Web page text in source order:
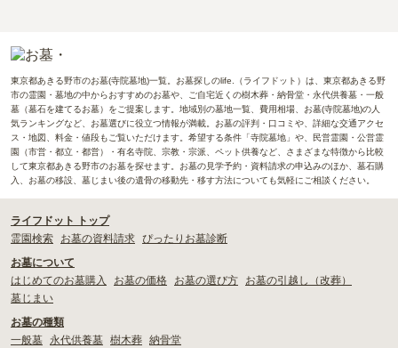
東京都あきる野市のお墓(寺院墓地)一覧。お墓探しのlife.（ライフドット）は、東京都あきる野
市の霊園・墓地の中からおすすめのお墓や、ご自宅近くの樹木葬・納骨堂・永代供養墓・一般
墓（墓石を建てるお墓）をご提案します。地域別の墓地一覧、費用相場、お墓(寺院墓地)の人
気ランキングなど、お墓選びに役立つ情報が満載。お墓の評判・口コミや、詳細な交通アクセ
ス・地図、料金・値段もご覧いただけます。希望する条件「寺院墓地」や、民営霊園・公営霊
園（市営・都立・都営）・有名寺院、宗教・宗派、ペット供養など、さまざまな特徴から比較
して東京都あきる野市のお墓を探せます。お墓の見学予約・資料請求の申込みのほか、墓石購
入、お墓の移設、墓じまい後の遺骨の移動先・移す方法についても気軽にご相談ください。
ライフドット トップ
霊園検索
お墓の資料請求 ぴったりお墓診断
お墓について
はじめてのお墓購入
お墓の価格 お墓の選び方
お墓の引越し（改葬）
墓じまい
お墓の種類
一般墓
永代供養墓 樹木葬 納骨堂